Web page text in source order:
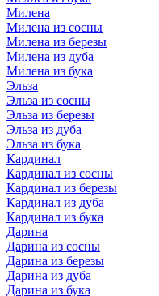
Милена
Милена из сосны
Милена из березы
Милена из дуба
Милена из бука
Эльза
Эльза из сосны
Эльза из березы
Эльза из дуба
Эльза из бука
Кардинал
Кардинал из сосны
Кардинал из березы
Кардинал из дуба
Кардинал из бука
Дарина
Дарина из сосны
Дарина из березы
Дарина из дуба
Дарина из бука